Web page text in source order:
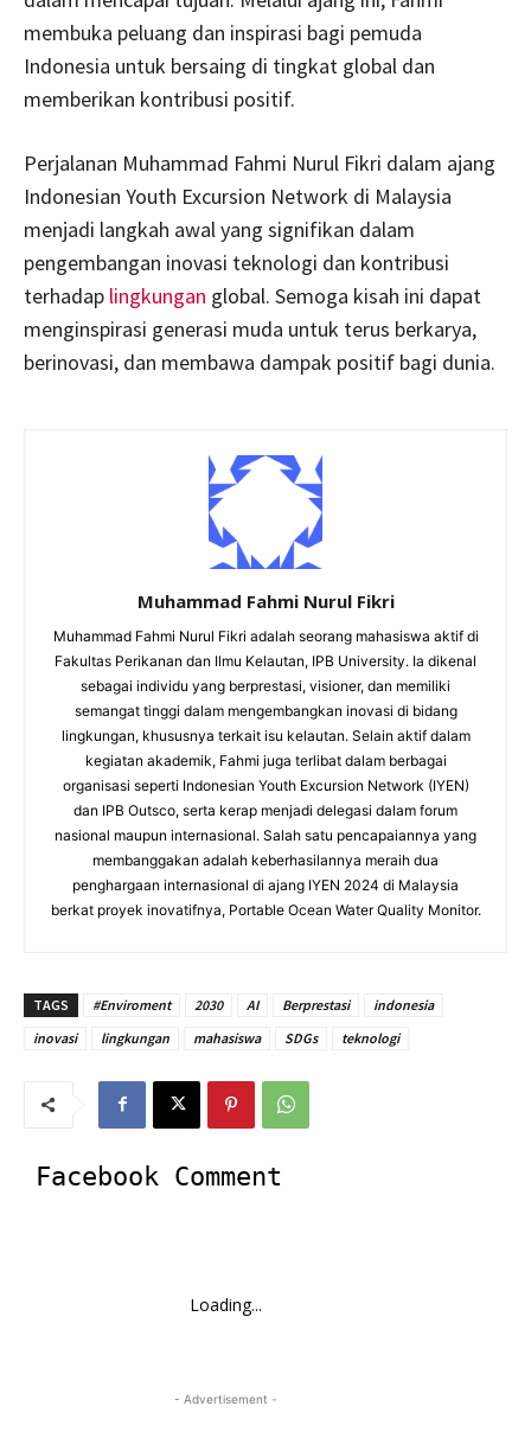
membuka peluang dan inspirasi bagi pemuda
Indonesia untuk bersaing di tingkat global dan
memberikan kontribusi positif.
Perjalanan Muhammad Fahmi Nurul Fikri dalam ajang
Indonesian Youth Excursion Network di Malaysia
menjadi langkah awal yang signifikan dalam
pengembangan inovasi teknologi dan kontribusi
terhadap lingkungan global. Semoga kisah ini dapat
menginspirasi generasi muda untuk terus berkarya,
berinovasi, dan membawa dampak positif bagi dunia.
Muhammad Fahmi Nurul Fikri
Muhammad Fahmi Nurul Fikri adalah seorang mahasiswa aktif di
Fakultas Perikanan dan Ilmu Kelautan, IPB University. Ia dikenal
sebagai individu yang berprestasi, visioner, dan memiliki
semangat tinggi dalam mengembangkan inovasi di bidang
lingkungan, khususnya terkait isu kelautan. Selain aktif dalam
kegiatan akademik, Fahmi juga terlibat dalam berbagai
organisasi seperti Indonesian Youth Excursion Network (IYEN)
dan IPB Outsco, serta kerap menjadi delegasi dalam forum
nasional maupun internasional. Salah satu pencapaiannya yang
membanggakan adalah keberhasilannya meraih dua
penghargaan internasional di ajang IYEN 2024 di Malaysia
berkat proyek inovatifnya, Portable Ocean Water Quality Monitor.
TAGS #Enviroment 2030 AI Berprestasi
indonesia
inovasi
lingkungan mahasiswa SDGs teknologi
Facebook Comment
Loading...
- Advertisement -